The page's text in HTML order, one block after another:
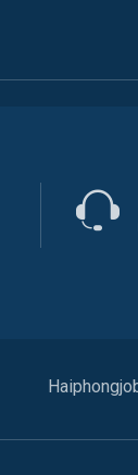
- Lâm - Thủy Sản
Bạch Đằng
Lưu Kiếm
Hồng An